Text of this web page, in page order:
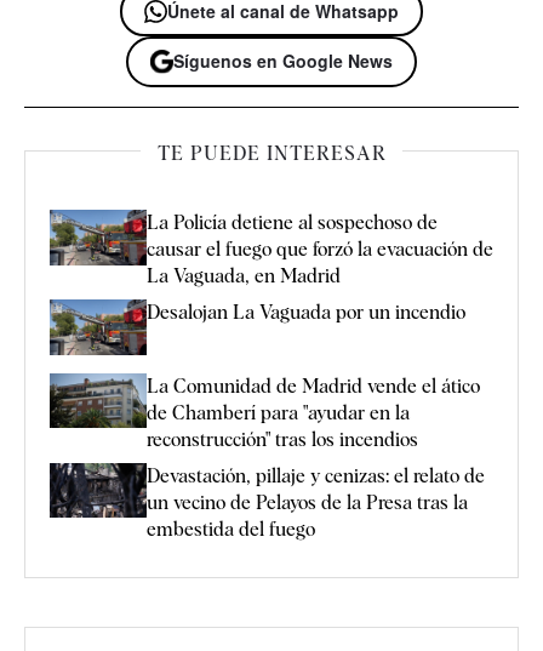
Únete al canal de Whatsapp
Síguenos en Google News
TE PUEDE INTERESAR
La Policía detiene al sospechoso de
causar el fuego que forzó la evacuación de
La Vaguada, en Madrid
Desalojan La Vaguada por un incendio
La Comunidad de Madrid vende el ático
de Chamberí para "ayudar en la
reconstrucción" tras los incendios
Devastación, pillaje y cenizas: el relato de
un vecino de Pelayos de la Presa tras la
embestida del fuego